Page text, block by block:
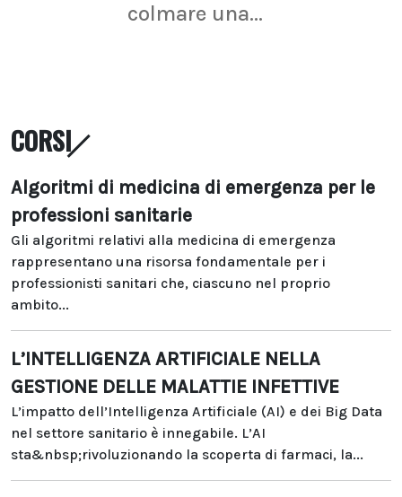
colmare una...
CORSI
Algoritmi di medicina di emergenza per le
professioni sanitarie
Gli algoritmi relativi alla medicina di emergenza
rappresentano una risorsa fondamentale per i
professionisti sanitari che, ciascuno nel proprio
ambito...
L’INTELLIGENZA ARTIFICIALE NELLA
GESTIONE DELLE MALATTIE INFETTIVE
L’impatto dell’Intelligenza Artificiale (AI) e dei Big Data
nel settore sanitario è innegabile. L’AI
sta&nbsp;rivoluzionando la scoperta di farmaci, la...